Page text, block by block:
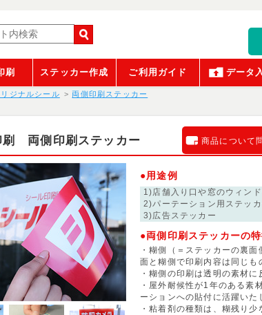
刷 ステッカー作成 ご利用ガイド データ
リジナルシール 両側印刷ステッカー
刷 両側印刷ステッカー 商品について
●用途例
1)店舗入り口や窓のウィン
2)パーテーション用ステッカ
3)広告ステッカー
●両側印刷ステッカーの
・糊側（＝ステッカーの裏
面と糊側で印刷内容は同じも
・糊側の印刷は透明の素材に
・屋外耐候性が1年のある素
ーションへの貼付に活躍いた
・粘着剤の種類は、糊残り